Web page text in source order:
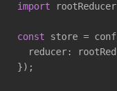
import rootReducer
const store =
reducer:
});